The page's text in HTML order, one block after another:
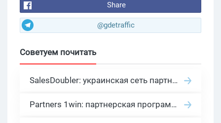
Share
@gdetraffic
Советуем почитать
SalesDoubler: украинская сеть партнерских программ с оплатой за действие
Partners 1win: партнерская программа казино в нише гемблинг арбитраж